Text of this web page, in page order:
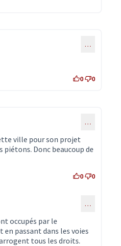
…
0 0
…
ville pour son projet
Donc beaucoup de
0 0
…
occupés par le
passant dans les voies
tous les droits.